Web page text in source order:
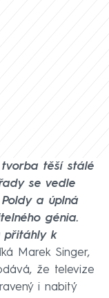
tvorba těší stálé
se vedle
a úplná
génia.
přitáhly k
Marek Singer,
že televize
i nabitý